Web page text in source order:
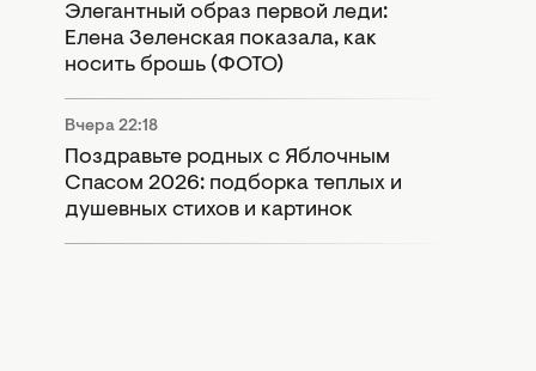
Элегантный образ первой леди:
Елена Зеленская показала, как
носить брошь (ФОТО)
Вчера 22:18
Поздравьте родных с Яблочным
Спасом 2026: подборка теплых и
душевных стихов и картинок